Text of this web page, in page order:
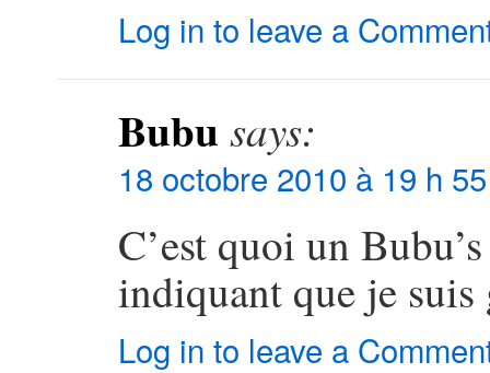
Log in to leave a
Bubu says:
18 octobre 2010 à 19 h
C’est quoi un
indiquant que je suis
Log in to leave a